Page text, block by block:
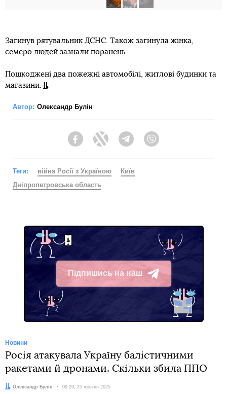
Загинув рятувальник ДСНС. Також загинула жінка,
семеро людей зазнали поранень.
Пошкоджені два пожежні автомобілі, житлові будинки та
магазини.
Автор: Олександр Булін
FacebookTwitter Telegram
Теги: війна Росії з Україною
Київ
Дніпропетровська область
Підпишись на наш
Telegram
Новини
Росія атакувала Україну балістичними
ракетами й дронами. Скільки збила ППО
Автор:
Олександр Булін Дата:
09:29, 25 жовтня 2025